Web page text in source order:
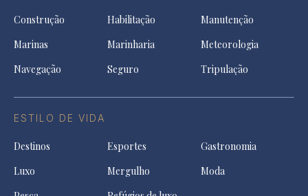
Construção Habilitação
Manutenção
Marinas
Marinharia
Meteorologia
Navegação
Seguro Tripulação
ESTILO DE VIDA
Destinos Esportes
Gastronomia
Luxo
Mergulho
Moda